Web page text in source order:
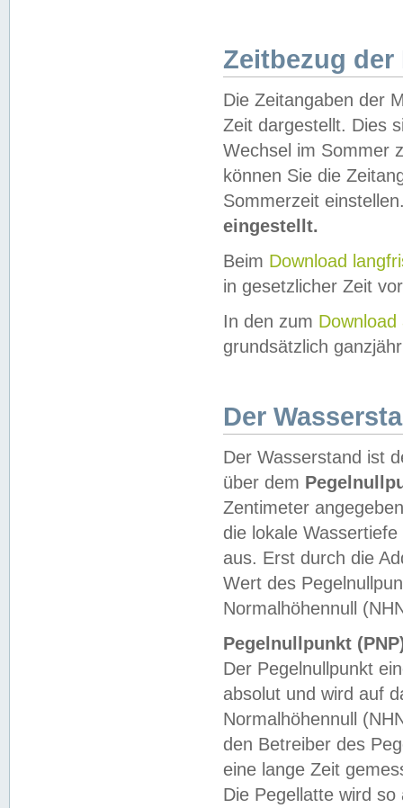
Zeitbezug der
Die Zeitangaben der
Zeit dargestellt. Dies
Wechsel im Sommer
können Sie die
Sommerzeit
eingestellt.
Beim Download
in gesetzlicher Zeit
In den zum Download
grundsätzlich
Der
Der Wasserstand ist
über dem
Zentimeter
die lokale
aus. Erst durch die
Wert des
Normalhöhennull
Pegelnullpunkt
Der Pegelnullpunkt
absolut und wird auf
Normalhöhennull
den Betreiber des
eine lange Zeit
Die Pegellatte wird